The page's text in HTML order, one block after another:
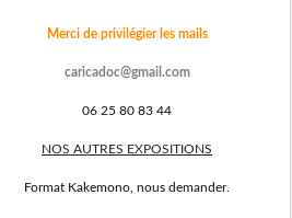
Merci de privilégier les mails
caricadoc@gmail.com
06 25 80 83 44
NOS AUTRES EXPOSITIONS
Format Kakemono, nous demander.